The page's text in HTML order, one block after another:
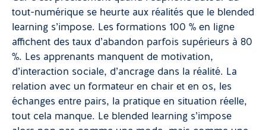
tout-numérique se heurte aux réalités que le blended
learning s’impose. Les formations 100 % en ligne
affichent des taux d’abandon parfois supérieurs à 80
%. Les apprenants manquent de motivation,
d’interaction sociale, d’ancrage dans la réalité. La
relation avec un formateur en chair et en os, les
échanges entre pairs, la pratique en situation réelle,
tout cela manque. Le blended learning s’impose